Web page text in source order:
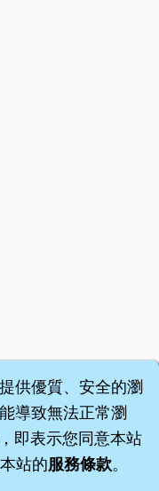
供優質、安全的瀏
導致無法正常瀏
即表示您同意本站
站的服務條款。